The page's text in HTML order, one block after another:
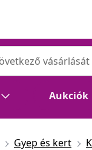
Aukciók
Gyep és kert